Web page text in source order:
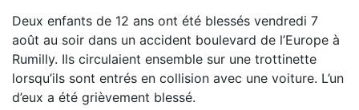
Deux enfants de 12 ans ont été blessés vendredi 7
août au soir dans un accident boulevard de l’Europe à
Rumilly. Ils circulaient ensemble sur une trottinette
lorsqu’ils sont entrés en collision avec une voiture. L’un
d’eux a été grièvement blessé.